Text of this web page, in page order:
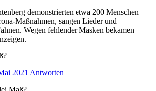
demonstrierten etwa 200 Menschen
Maßnahmen, sangen Lieder und
Wegen fehlender Masken bekamen
2021 Antworten
Maß?